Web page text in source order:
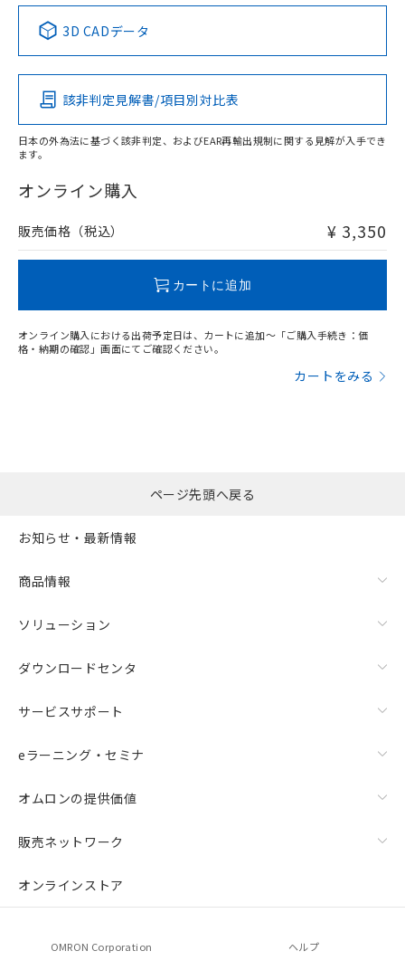
Pb Hg Cd Cr(VI)
O
在庫等で未対応品が混在する可能性があります。
問い合わせください。
3D CADデータ
該非判定見解書/項目別対比表
日本の外為法に基づく該非判定、およびEAR再輸出規制に関する見解が入手でき
ます。
オンライン購入
販売価格（税込） ¥ 3,350
カートに追加
オンライン購入における出荷予定日は、カートに追加～「ご購入手続き：価
格・納期の確認」画面にてご確認ください。
カートをみる
ページ先頭へ戻る
お知らせ・最新情報
商品情報
ソリューション
ダウンロードセンタ
サービスサポート
eラーニング・セミナ
オムロンの提供価値
販売ネットワーク
オンラインストア
OMRON Corporation ヘルプ